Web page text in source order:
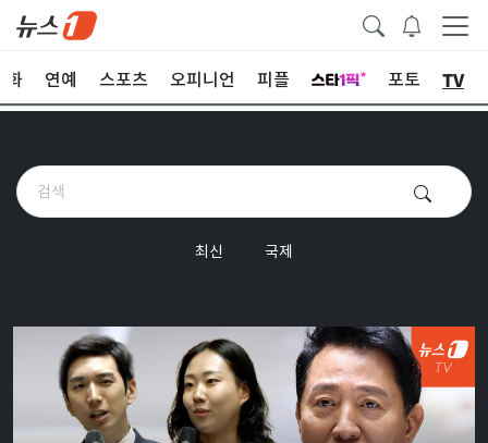
화 연예 스포츠 오피니언 피플 포토 TV
최신 국제